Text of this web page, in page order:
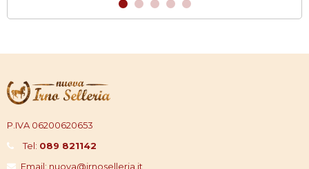
P.IVA 06200620653
Tel: 089 821142
Email: nuova@irnoselleria.it